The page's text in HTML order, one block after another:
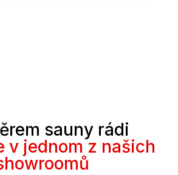
sauny rádi
v jednom z našich